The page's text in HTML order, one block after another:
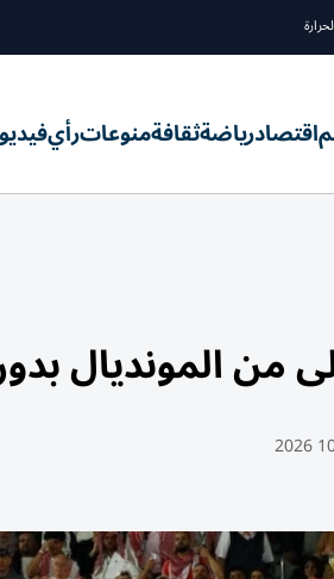
اقتصادرياضةثقافةمنوعاترأيفيديو
من المونديال